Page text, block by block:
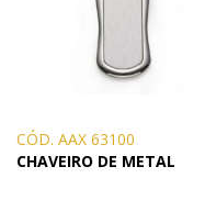
CÓD. AAX 63100
CHAVEIRO DE METAL